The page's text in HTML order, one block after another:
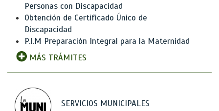
Personas con Discapacidad
Obtención de Certificado Único de
Discapacidad
P.I.M Preparación Integral para la Maternidad
MÁS TRÁMITES
SERVICIOS MUNICIPALES